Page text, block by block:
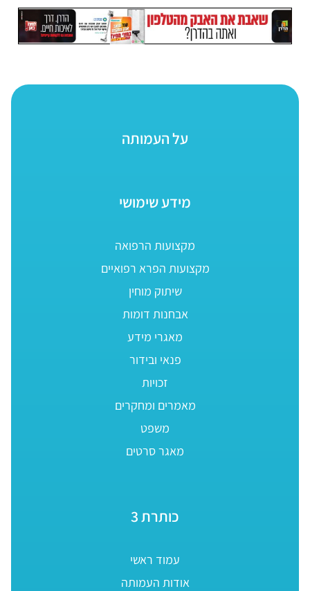
על העמותה
מידע שימושי
מקצועות הרפואה
מקצועות הפרא רפואיים
שיתוק מוחין
אבחנות דומות
מאגרי מידע
פנאי ובידור
זכויות
מאמרים ומחקרים
משפט
מאגר סרטים
כותרת 3
עמוד ראשי
אודות העמותה